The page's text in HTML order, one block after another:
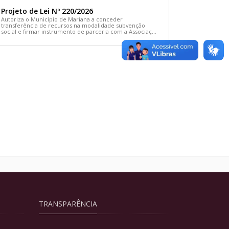
Projeto de Lei Nº 220/2026
Autoriza o Município de Mariana a conceder
transferência de recursos na modalidade subvenção
social e firmar instrumento de parceria com a Associação
TRANSPARÊNCIA